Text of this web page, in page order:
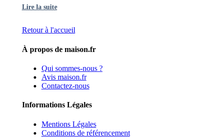
Lire la suite
Retour à l'accueil
À propos de maison.fr
Qui sommes-nous ?
Avis maison.fr
Contactez-nous
Informations Légales
Mentions Légales
Conditions de référencement